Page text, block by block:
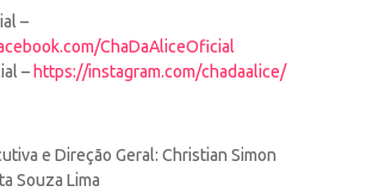
–
ChaDaAliceOficial
– https://instagram.com/chadaalice/
e Direção Geral: Christian Simon
Souza Lima